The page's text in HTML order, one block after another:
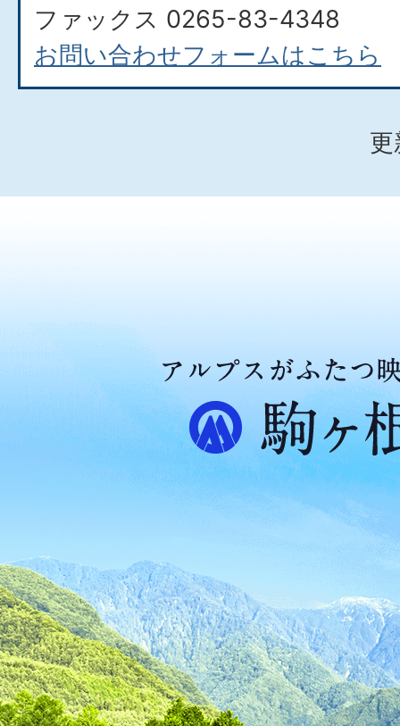
ファックス 0265-83-4348
お問い合わせフォームはこちら
ア
ル
プ
ス
が
た
つ
映
え